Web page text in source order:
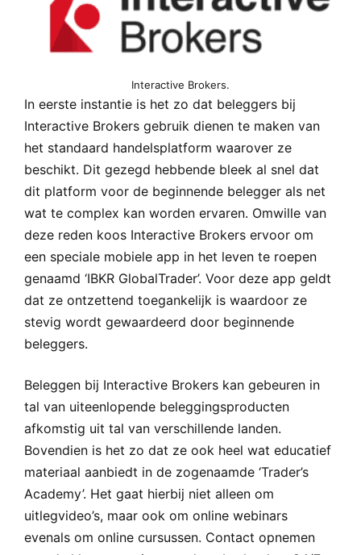
Interactive Brokers.
In eerste instantie is het zo dat beleggers bij
Interactive Brokers gebruik dienen te maken van
het standaard handelsplatform waarover ze
beschikt. Dit gezegd hebbende bleek al snel dat
dit platform voor de beginnende belegger als net
wat te complex kan worden ervaren. Omwille van
deze reden koos Interactive Brokers ervoor om
een speciale mobiele app in het leven te roepen
genaamd ‘IBKR GlobalTrader’. Voor deze app geldt
dat ze ontzettend toegankelijk is waardoor ze
stevig wordt gewaardeerd door beginnende
beleggers.
Beleggen bij Interactive Brokers kan gebeuren in
tal van uiteenlopende beleggingsproducten
afkomstig uit tal van verschillende landen.
Bovendien is het zo dat ze ook heel wat educatief
materiaal aanbiedt in de zogenaamde ‘Trader’s
Academy’. Het gaat hierbij niet alleen om
uitlegvideo’s, maar ook om online webinars
evenals om online cursussen. Contact opnemen